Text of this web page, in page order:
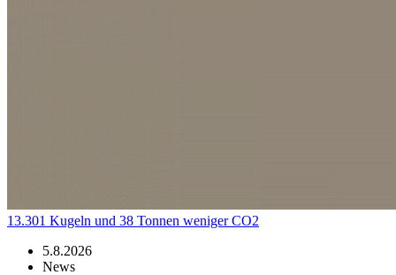
13.301 Kugeln und 38 Tonnen weniger CO2
5.8.2026
News